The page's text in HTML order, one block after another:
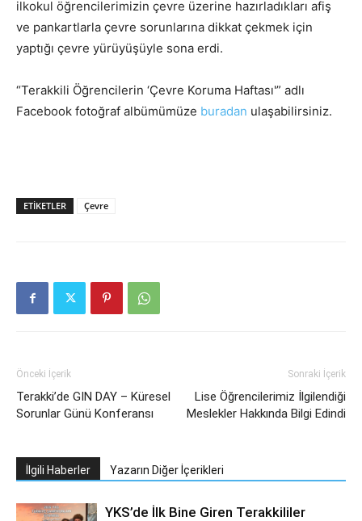
ilkokul öğrencilerimizin çevre üzerine hazırladıkları afiş
ve pankartlarla çevre sorunlarına dikkat çekmek için
yaptığı çevre yürüyüşüyle sona erdi.
“Terakkili Öğrencilerin ‘Çevre Koruma Haftası'” adlı
Facebook fotoğraf albümümüze buradan ulaşabilirsiniz.
ETIKETLER Çevre
Önceki İçerik
Terakki’de GIN DAY – Küresel
Sorunlar Günü Konferansı
Sonraki İçerik
Lise Öğrencilerimiz İlgilendiği
Meslekler Hakkında Bilgi Edindi
İlgili Haberler Yazarın Diğer İçerikleri
YKS’de İlk Bine Giren Terakkililer